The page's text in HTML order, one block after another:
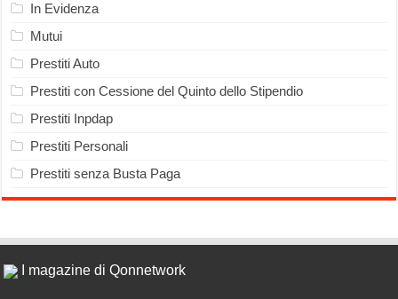
In Evidenza
Mutui
Prestiti Auto
Prestiti con Cessione del Quinto dello Stipendio
Prestiti Inpdap
Prestiti Personali
Prestiti senza Busta Paga
I magazine di Qonnetwork